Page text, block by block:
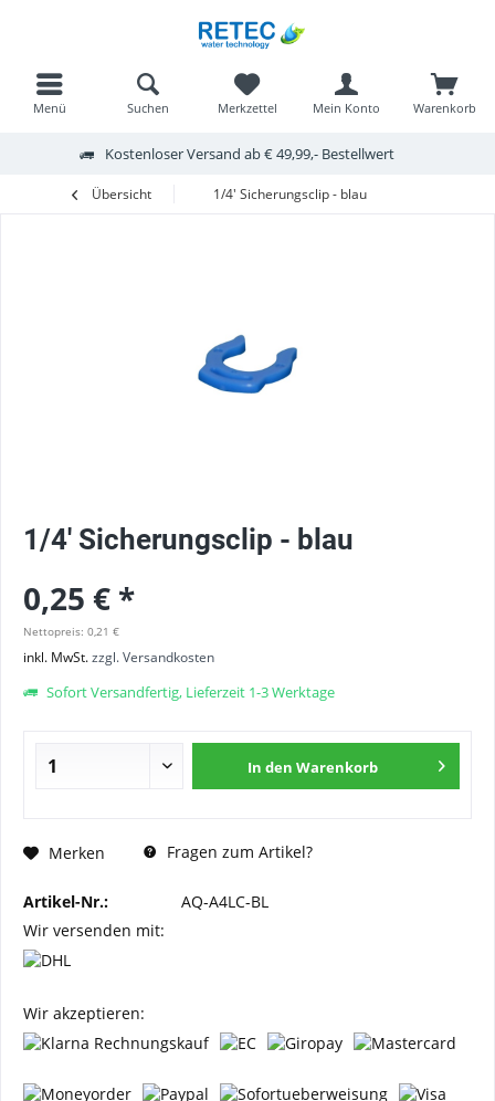
Kostenloser Versand ab € 49,99,- Bestellwert
Menü Warenkorb
Merkzettel Mein Konto
Suchen
Übersicht 1/4' Sicherungsclip - blau
1/4' Sicherungsclip - blau
0,25 € *
Nettopreis: 0,21 €
inkl. MwSt.zzgl. Versandkosten
Sofort Versandfertig, Lieferzeit 1-3 Werktage
In den Warenkorb
Merken Fragen zum Artikel?
Artikel-Nr.:
AQ-A4LC-BL
Wir versenden mit:
Wir akzeptieren: